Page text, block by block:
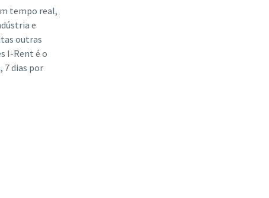
tempo real,
e
outras
I-Rent é o
7 dias por